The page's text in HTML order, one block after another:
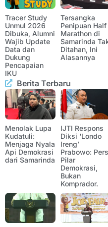
Tracer Study
Unmul 2026
Dibuka, Alumni
Wajib Update
Data dan
Dukung
Pencapaian
IKU
Tersangka
Penipuan Half
Marathon di
Samarinda
Ditahan, Ini
Alasannya
Berita Terbaru
Menolak Lupa
Kudatuli:
Menjaga Nyala
Api Demokrasi
dari Samarinda
IJTI Respons
Diksi ‘Londo
Ireng’
Prabowo: Pers
Pilar
Demokrasi,
Bukan
Komprador.